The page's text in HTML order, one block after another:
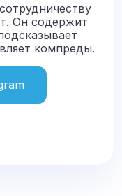
Он содержит
компреды.